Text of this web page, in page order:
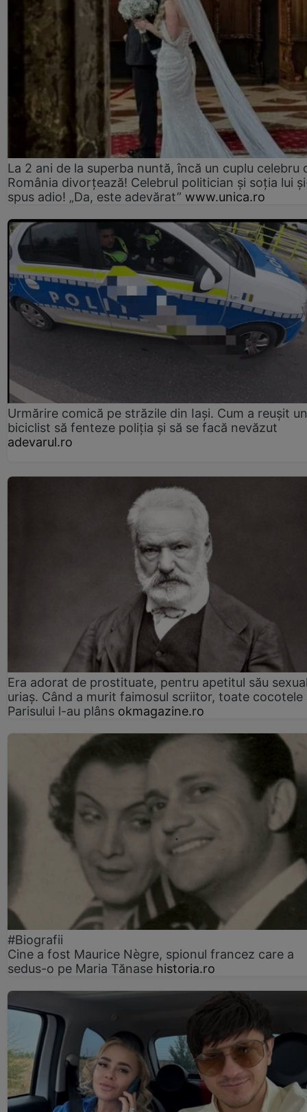
La 2 ani de la superba nuntă, încă un cuplu celebru
România divorțează! Celebrul politician și soția lui
spus adio! „Da, este adevărat” www.unica.ro
Urmărire comică pe străzile din Iași. Cum a reușit un
biciclist să fenteze poliția și să se facă nevăzut
adevarul.ro
Era adorat de prostituate, pentru apetitul său
uriaș. Când a murit faimosul scriitor, toate cocotele
Parisului l-au plâns okmagazine.ro
#Biografii
Cine a fost Maurice Nègre, spionul francez care a
sedus-o pe Maria Tănase historia.ro